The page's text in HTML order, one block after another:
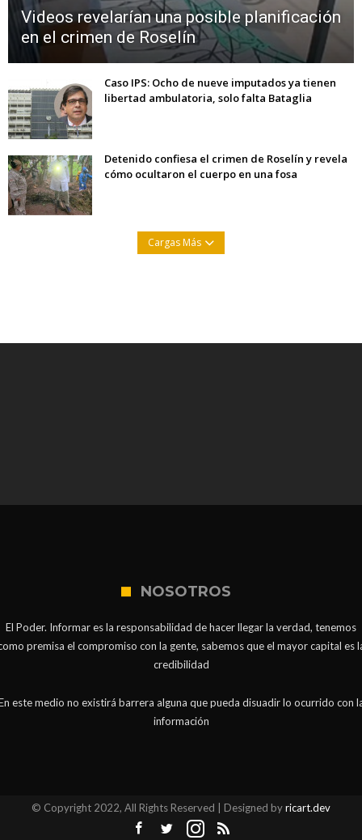
Videos revelarían una posible planificación
en el crimen de Roselín
Caso IPS: Ocho de nueve imputados ya tienen
libertad ambulatoria, solo falta Bataglia
Detenido confiesa el crimen de Roselín y revela
cómo ocultaron el cuerpo en una fosa
Cargas Más
NOSOTROS
El Poder. Informar es la responsabilidad de hacer llegar la verdad, tenemos
premisa el compromiso con la gente, sabemos que el mayor capital es
credibilidad
este medio no existirá barrera alguna que pueda disuadir lo ocurrido con
información
© Copyright 2022, All Rights Reserved | Designed byricart.dev